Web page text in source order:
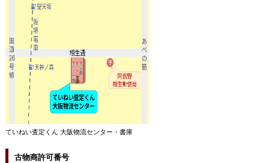
ていねい査定くん 大阪物流センター・書庫
古物商許可番号